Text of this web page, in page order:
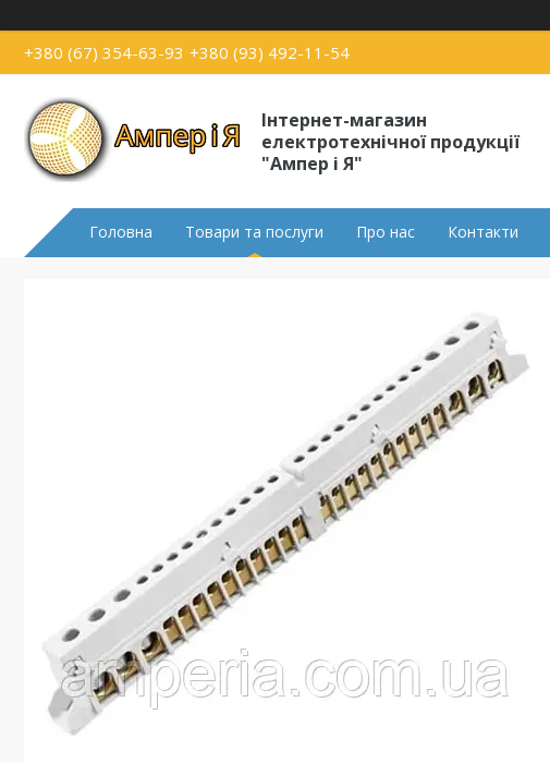
+380 (67) 354-63-93 +380 (93) 492-11-54
Інтернет-магазин
електротехнічної продукції
"Ампер і Я"
Головна Товари та послуги Про нас Контакти